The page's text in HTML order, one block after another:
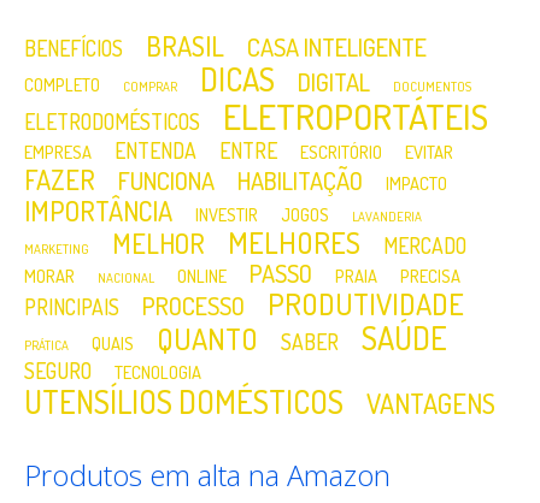
BENEFÍCIOS BRASIL CASA INTELIGENTE
COMPLETO COMPRAR DICAS DIGITAL DOCUMENTOS
ELETRODOMÉSTICOS ELETROPORTÁTEIS
EMPRESA ENTENDA ENTRE ESCRITÓRIO EVITAR
FAZER FUNCIONA HABILITAÇÃO IMPACTO
IMPORTÂNCIA INVESTIR JOGOS
LAVANDERIA
MARKETING
MELHOR MELHORES MERCADO
MORAR NACIONAL ONLINE PASSO PRAIA PRECISA
PRINCIPAIS PROCESSO PRODUTIVIDADE
PRÁTICA QUAIS QUANTO SABER SAÚDE
SEGURO TECNOLOGIA
UTENSÍLIOS DOMÉSTICOS VANTAGENS
Produtos em alta na Amazon